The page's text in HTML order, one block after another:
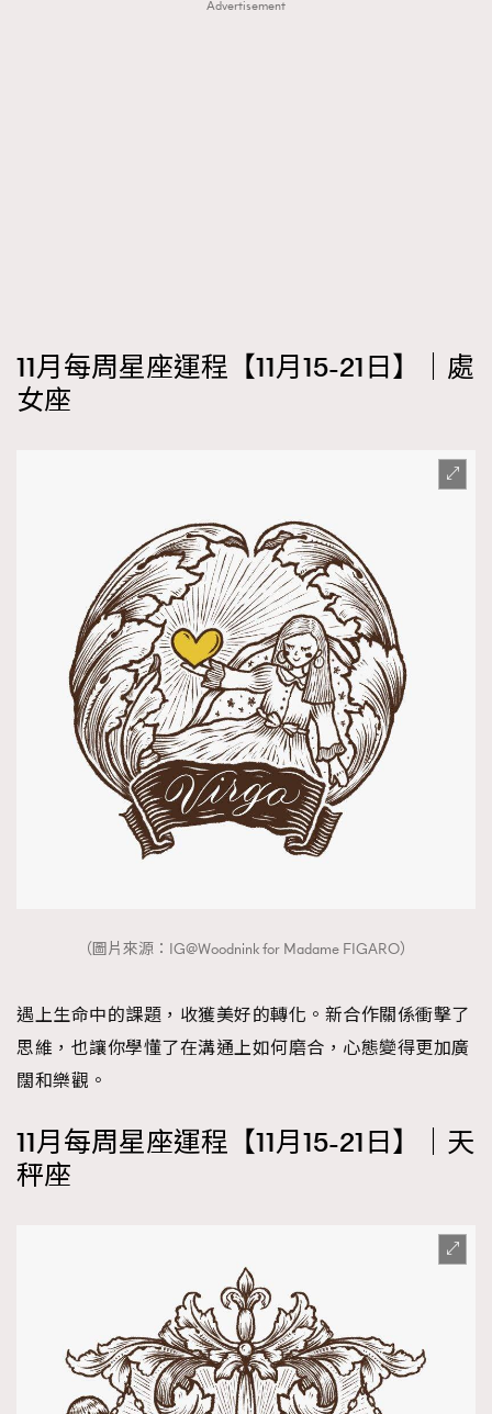
Advertisement
11月每周星座運程【11月15-21日】｜處
女座
（圖片來源：IG@Woodnink for Madame FIGARO）
遇上生命中的課題，收獲美好的轉化。新合作關係衝擊了
思維，也讓你學懂了在溝通上如何磨合，心態變得更加廣
闊和樂觀。
11月每周星座運程【11月15-21日】｜天
秤座